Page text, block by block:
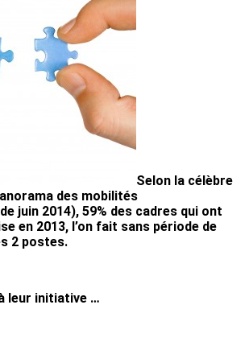
Selon la célèbre
des mobilités
juin 2014), 59% des cadres qui ont
en 2013, l’on fait sans période de
2 postes.
leur initiative …